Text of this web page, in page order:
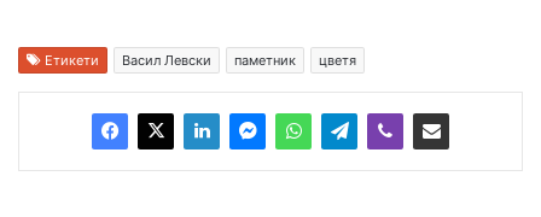
Етикети Васил Левски паметник цветя